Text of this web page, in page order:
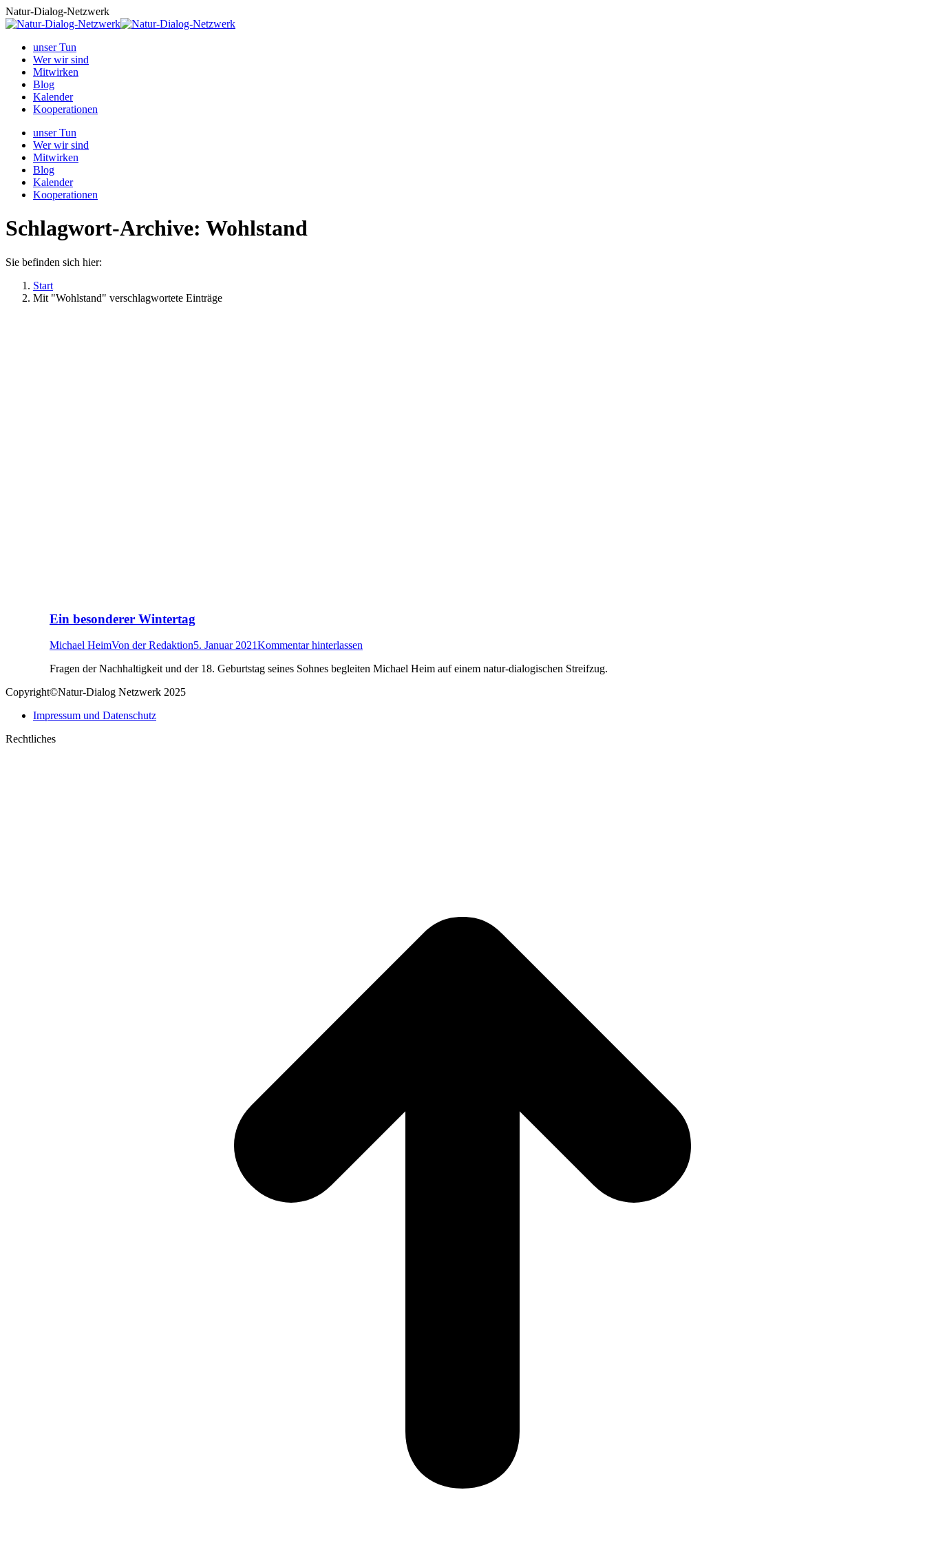
Zum
Inhalt
Natur-Dialog-Netzwerk
unser Tun
Wer wir sind
Mitwirken
Blog
Kalender
Kooperationen
unser Tun
Wer wir sind
Mitwirken
Blog
Kalender
Kooperationen
Schlagwort-Archive: Wohlstand
Sie befinden sich hier:
Start
Mit "Wohlstand" verschlagwortete Einträge
Ein besonderer Wintertag
Michael HeimVon der Redaktion5. Januar 2021Kommentar hinterlassen
Fragen der Nachhaltigkeit und der 18. Geburtstag seines Sohnes begleiten Michael Heim auf einem natur-dialogischen Streifzug.
Copyright©Natur-Dialog Netzwerk 2025
Impressum und Datenschutz
Rechtliches